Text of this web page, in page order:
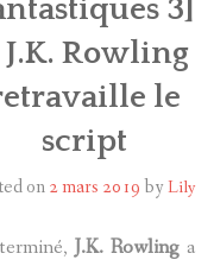
3]
J.K. Rowling
le
script
on2 mars 2019by Lily
J.K. Rowling a